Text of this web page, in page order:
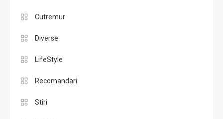
Cutremur
Diverse
LifeStyle
Recomandari
Stiri